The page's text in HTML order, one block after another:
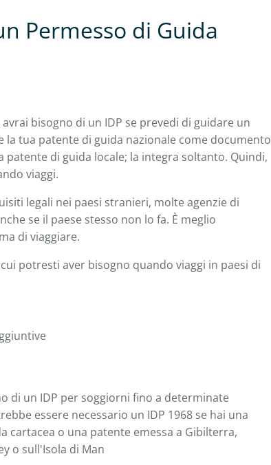
Permesso di Guida
bisogno di un IDP se prevedi di guidare un
tua patente di guida nazionale come documento
di guida locale; la integra soltanto. Quindi,
viaggi.
legali nei paesi stranieri, molte agenzie di
se il paese stesso non lo fa. È meglio
di viaggiare.
potresti aver bisogno quando viaggi in paesi di
di un IDP per soggiorni fino a determinate
essere necessario un IDP 1968 se hai una
cartacea o una patente emessa a Gibilterra,
o sull'Isola di Man